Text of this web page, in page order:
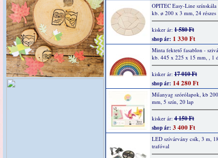
OPITEC Easy-Line
kb. ø 200 x 3 mm, 24 részes
kisker ár: 1 580 Ft
shop ár: 1 330 Ft
Minta fektető fasablon -
kb. 445 x 225 x 15 mm, , 1
kisker ár: 17 010 Ft
shop ár: 14 280 Ft
Műanyag szórólapok, kb
mm, 5 szín, 20 lap
kisker ár: 4 150 Ft
shop ár: 3 400 Ft
LED szívárvány csík, 3 m,
trafóval